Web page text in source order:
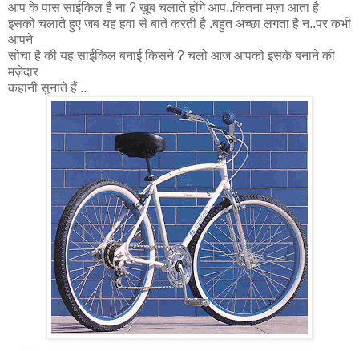
आप के पास साईकिल है ना ? ख़ूब चलाते होंगे आप..कितना मज़ा आता है
इसको चलाते हुए जब यह हवा से बातें करती है .बहुत अच्छा लगता है न..पर कभी
आपने
सोचा है की यह साईकिल बनाई किसने ? चलो आज आपको इसके बनाने की
मज़ेदार
कहानी सुनाते हैं ..